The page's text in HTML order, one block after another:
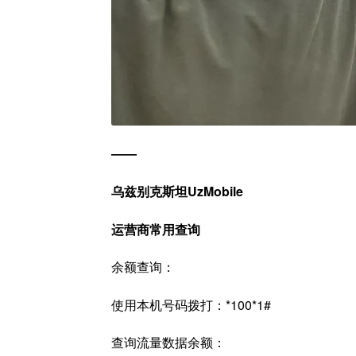
——
乌兹别克斯坦UzMobile
运营商常用查询
余额查询：
使用本机号码拨打：*100*1#
查询流量数据余额：